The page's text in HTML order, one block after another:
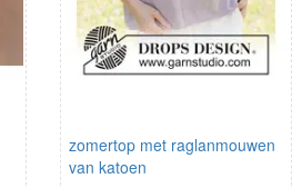
zomertop met raglanmouwen
van katoen